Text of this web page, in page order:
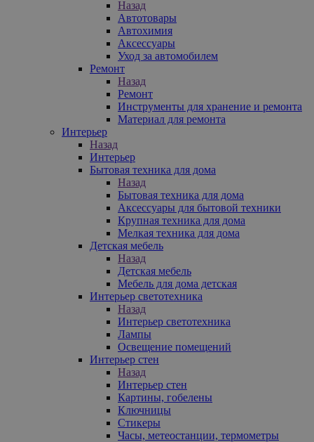
Назад
Автотовары
Автохимия
Аксессуары
Уход за автомобилем
Ремонт
Назад
Ремонт
Инструменты для хранение и ремонта
Материал для ремонта
Интерьер
Назад
Интерьер
Бытовая техника для дома
Назад
Бытовая техника для дома
Аксессуары для бытовой техники
Крупная техника для дома
Мелкая техника для дома
Детская мебель
Назад
Детская мебель
Мебель для дома детская
Интерьер светотехника
Назад
Интерьер светотехника
Лампы
Освещение помещений
Интерьер стен
Назад
Интерьер стен
Картины, гобелены
Ключницы
Стикеры
Часы, метеостанции, термометры